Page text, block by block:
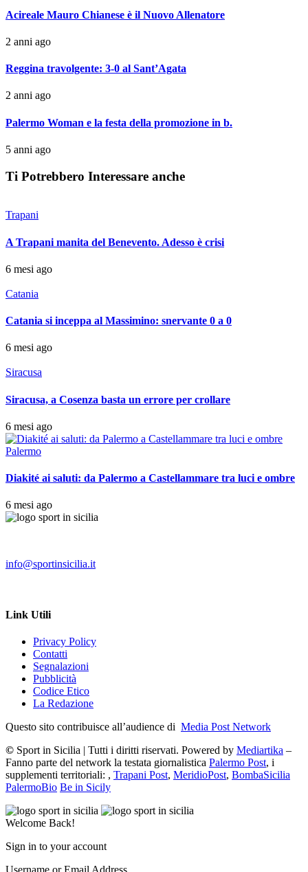
Acireale Mauro Chianese è il Nuovo Allenatore
2 anni ago
Reggina travolgente: 3-0 al Sant’Agata
2 anni ago
Palermo Woman e la festa della promozione in b.
5 anni ago
Ti Potrebbero Interessare anche
Trapani
A Trapani manita del Benevento. Adesso è crisi
6 mesi ago
Catania
Catania si inceppa al Massimino: snervante 0 a 0
6 mesi ago
Siracusa
Siracusa, a Cosenza basta un errore per crollare
6 mesi ago
Palermo
Diakité ai saluti: da Palermo a Castellammare tra luci e ombre
6 mesi ago
info@sportinsicilia.it
Link Utili
Privacy Policy
Contatti
Segnalazioni
Pubblicità
Codice Etico
La Redazione
Questo sito contribuisce all’audience di Media Post Network
© Sport in Sicilia | Tutti i diritti riservati. Powered by Mediartika –
Fanno parte del network la testata giornalistica Palermo Post, i
supplementi territoriali: , Trapani Post, MeridioPost, BombaSicilia
PalermoBio Be in Sicily
Welcome Back!
Sign in to your account
Username or Email Address